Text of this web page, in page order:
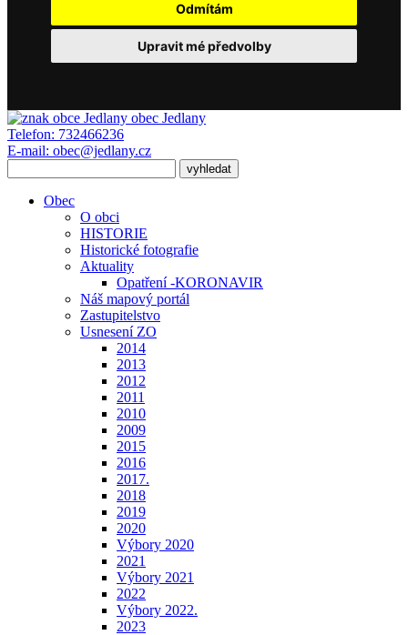
Odmítám
Upravit mé předvolby
obec Jedlany
Telefon: 732466236
E-mail: obec@jedlany.cz
Obec
O obci
HISTORIE
Historické fotografie
Aktuality
Opatření -KORONAVIR
Náš mapový portál
Zastupitelstvo
Usnesení ZO
2014
2013
2012
2011
2010
2009
2015
2016
2017.
2018
2019
2020
Výbory 2020
2021
Výbory 2021
2022
Výbory 2022.
2023